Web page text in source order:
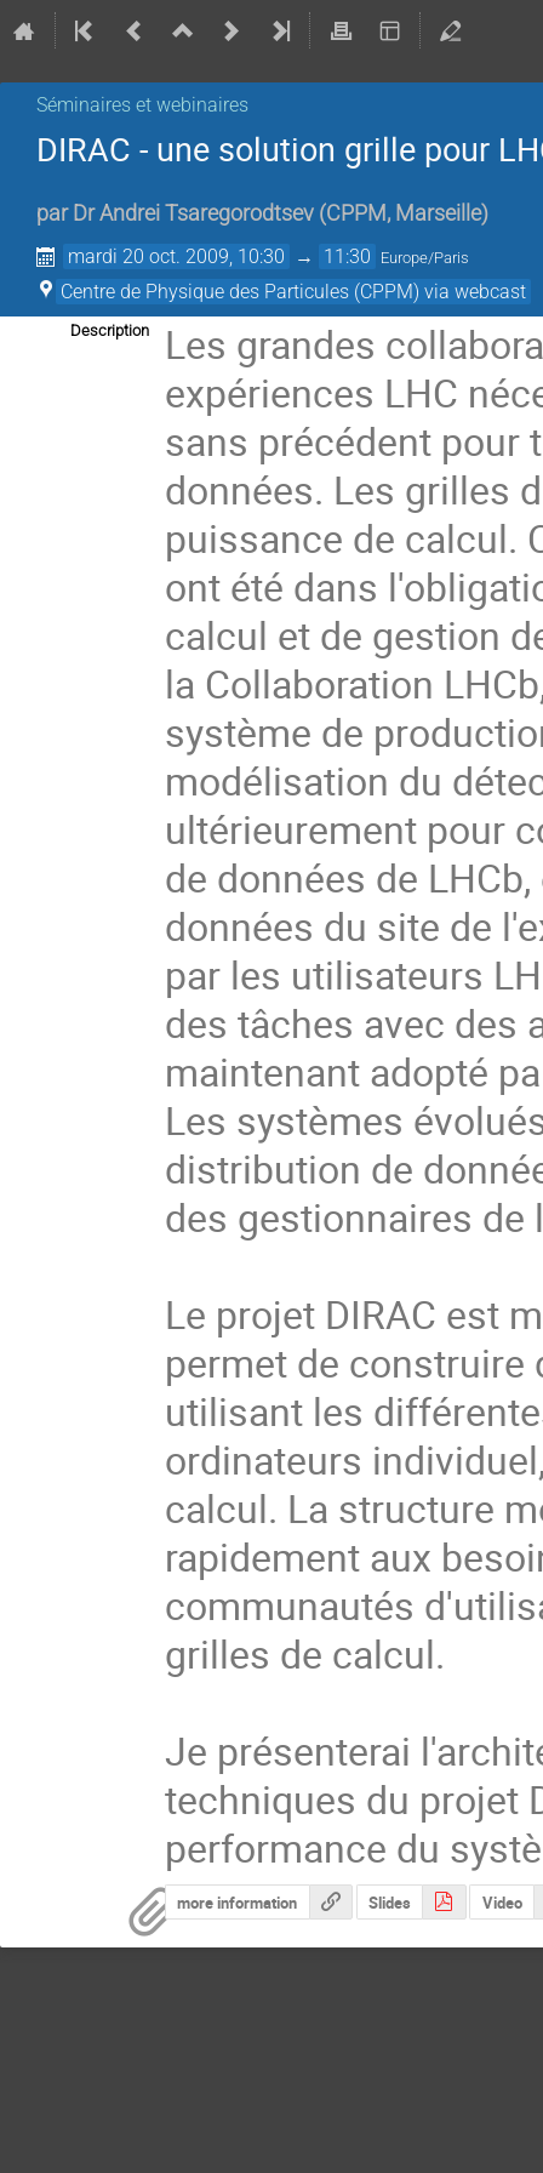
Séminaires et webinaires
DIRAC - une solution grille pour
par Dr Andrei Tsaregorodtsev (CPPM, Marseille)
mardi 20 oct. 2009, 10:30 → 11:30 Europe/Paris
Centre de Physique des Particules (CPPM) via webcast
Description
Les grandes
expériences LHC
sans précédent pour
données. Les grilles
puissance de calcul.
ont été dans
calcul et de gestion
la Collaboration
système de
modélisation du
ultérieurement pour
de données de
données du site de
par les utilisateurs
des tâches avec des
maintenant adopté
Les systèmes
distribution de
des gestionnaires de
Le projet DIRAC est
permet de
utilisant les
ordinateurs
calcul. La structure
rapidement aux
communautés
grilles de calcul.
Je présenterai
techniques du projet
performance du
more information Slides Video